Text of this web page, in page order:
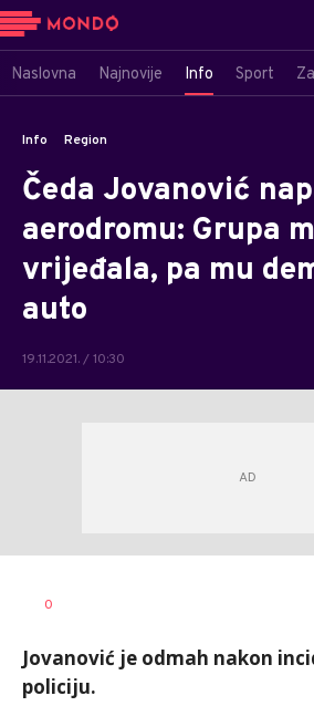
Naslovna Najnovije Info Sport
Info Region
Čeda Jovanović
aerodromu: Grupa
vrijeđala, pa mu
auto
19.11.2021. / 10:30
AUTOR
0
Jovanović je odmah nakon
policiju.